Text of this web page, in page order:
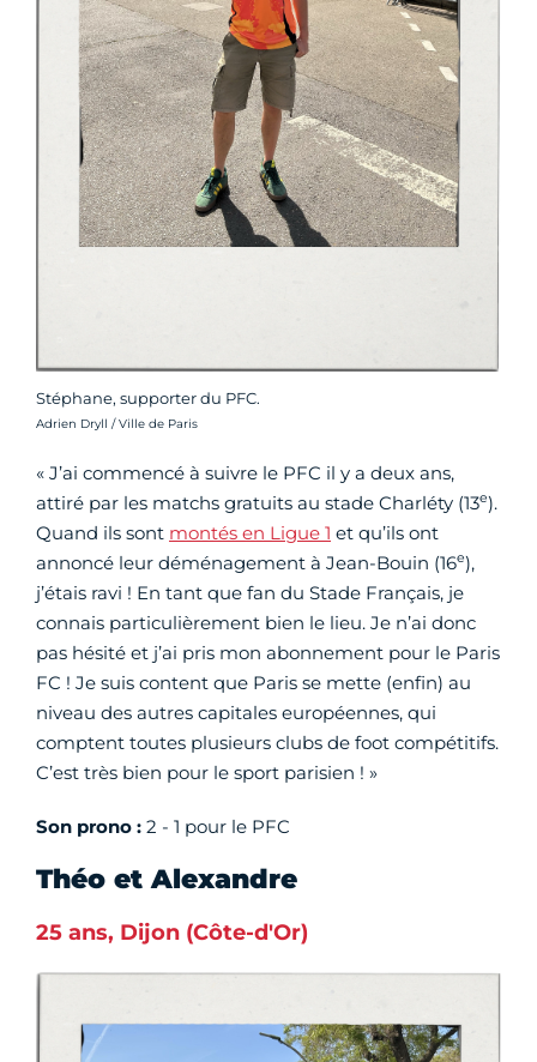
Stéphane, supporter du PFC.
Crédit photo :
Adrien Dryll / Ville de Paris
« J’ai commencé à suivre le PFC il y a deux ans,
attiré par les matchs gratuits au stade Charléty (13e).
Quand ils sont montés en Ligue 1 et qu’ils ont
annoncé leur déménagement à Jean-Bouin (16e),
j’étais ravi ! En tant que fan du Stade Français, je
connais particulièrement bien le lieu. Je n’ai donc
pas hésité et j’ai pris mon abonnement pour le Paris
FC ! Je suis content que Paris se mette (enfin) au
niveau des autres capitales européennes, qui
comptent toutes plusieurs clubs de foot compétitifs.
C’est très bien pour le sport parisien ! »
Son prono : 2 - 1 pour le PFC
Théo et Alexandre
25 ans, Dijon (Côte-d'Or)